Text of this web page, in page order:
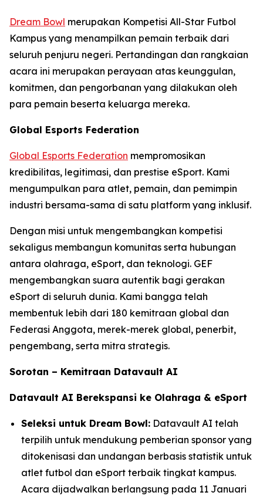
Dream Bowl merupakan Kompetisi All-Star Futbol
Kampus yang menampilkan pemain terbaik dari
seluruh penjuru negeri. Pertandingan dan rangkaian
acara ini merupakan perayaan atas keunggulan,
komitmen, dan pengorbanan yang dilakukan oleh
para pemain beserta keluarga mereka.
Global Esports Federation
Global Esports Federation mempromosikan
kredibilitas, legitimasi, dan prestise eSport. Kami
mengumpulkan para atlet, pemain, dan pemimpin
industri bersama-sama di satu platform yang inklusif.
Dengan misi untuk mengembangkan kompetisi
sekaligus membangun komunitas serta hubungan
antara olahraga, eSport, dan teknologi. GEF
mengembangkan suara autentik bagi gerakan
eSport di seluruh dunia. Kami bangga telah
membentuk lebih dari 180 kemitraan global dan
Federasi Anggota, merek-merek global, penerbit,
pengembang, serta mitra strategis.
Sorotan – Kemitraan Datavault AI
Datavault AI Berekspansi ke Olahraga & eSport
Seleksi untuk Dream Bowl: Datavault AI telah
terpilih untuk mendukung pemberian sponsor yang
ditokenisasi dan undangan berbasis statistik untuk
atlet futbol dan eSport terbaik tingkat kampus.
Acara dijadwalkan berlangsung pada 11 Januari